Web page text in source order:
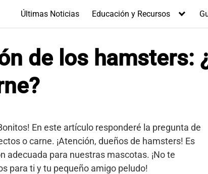
Últimas Noticias Educación y Recursos
de los hamsters:
En este artículo responderé la pregunta de
o carne. ¡Atención, dueños de hamsters! Es
adecuada para nuestras mascotas. ¡No te
para ti y tu pequeño amigo peludo!